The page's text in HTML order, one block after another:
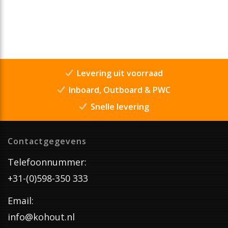
Levering uit voorraad
Inboard, Outboard & PWC
Snelle levering
Contactgegevens
Telefoonnummer:
+31-(0)598-350 333
Email:
info@kohout.nl